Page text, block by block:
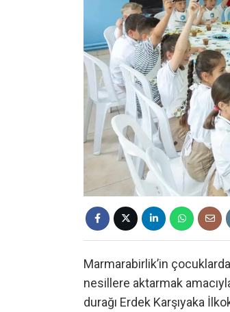
Marmarabirlik’in
nesillere aktarmak
durağı Erdek Karşıyaka